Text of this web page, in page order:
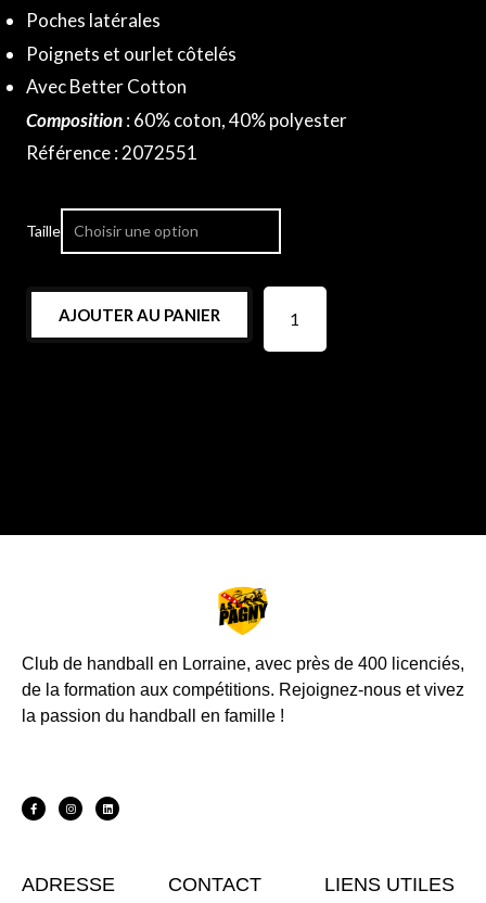
Poches latérales
Poignets et ourlet côtelés
Avec Better Cotton
Composition: 60% coton, 40% polyester
Référence : 2072551
Taille
AJOUTER AU PANIER
Club de handball en Lorraine, avec près de 400 licenciés,
de la formation aux compétitions. Rejoignez-nous et vivez
la passion du handball en famille !
ADRESSE CONTACT LIENS UTILES